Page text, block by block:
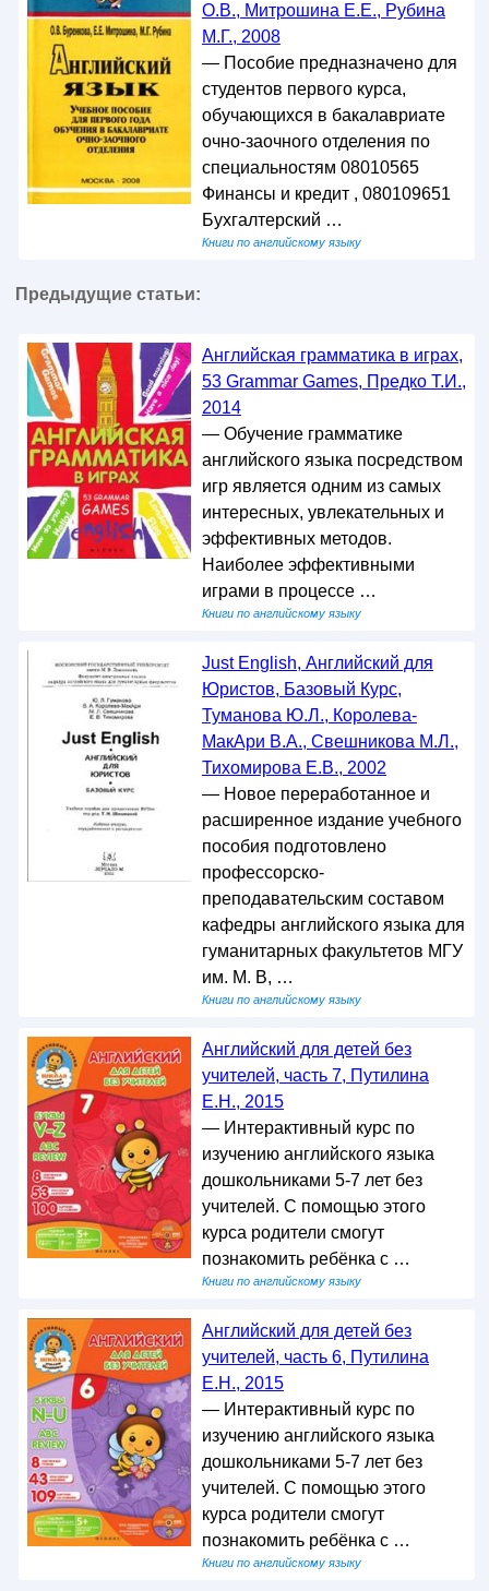
О.В., Митрошина Е.Е., Рубина
М.Г., 2008
— Пособие предназначено для
студентов первого курса,
обучающихся в бакалавриате
очно-заочного отделения по
специальностям 08010565
Финансы и кредит , 080109651
Бухгалтерский …
Книги по английскому языку
Предыдущие статьи:
Английская грамматика в играх,
53 Grammar Games, Предко Т.И.,
2014
— Обучение грамматике
английского языка посредством
игр является одним из самых
интересных, увлекательных и
эффективных методов.
Наиболее эффективными
играми в процессе …
Книги по английскому языку
Just English, Английский для
Юристов, Базовый Курс,
Туманова Ю.Л., Королева-
МакАри В.А., Свешникова М.Л.,
Тихомирова Е.В., 2002
— Новое переработанное и
расширенное издание учебного
пособия подготовлено
профессорско-
преподавательским составом
кафедры английского языка для
гуманитарных факультетов МГУ
им. М. В, …
Книги по английскому языку
Английский для детей без
учителей, часть 7, Путилина
Е.Н., 2015
— Интерактивный курс по
изучению английского языка
дошкольниками 5-7 лет без
учителей. С помощью этого
курса родители смогут
познакомить ребёнка с …
Книги по английскому языку
Английский для детей без
учителей, часть 6, Путилина
Е.Н., 2015
— Интерактивный курс по
изучению английского языка
дошкольниками 5-7 лет без
учителей. С помощью этого
курса родители смогут
познакомить ребёнка с …
Книги по английскому языку